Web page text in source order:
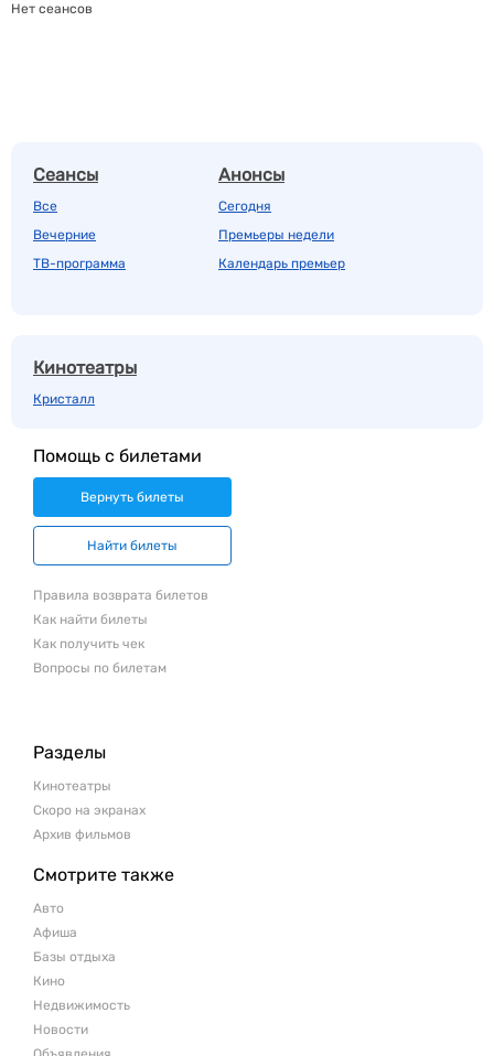
Нет сеансов
Сеансы
Все
Вечерние
ТВ-программа
Анонсы
Сегодня
Премьеры недели
Календарь премьер
Кинотеатры
Кристалл
Помощь с билетами
Вернуть билеты
Найти билеты
Правила возврата билетов
Как найти билеты
Как получить чек
Вопросы по билетам
Разделы
Кинотеатры
Скоро на экранах
Архив фильмов
Смотрите также
Авто
Афиша
Базы отдыха
Кино
Недвижимость
Новости